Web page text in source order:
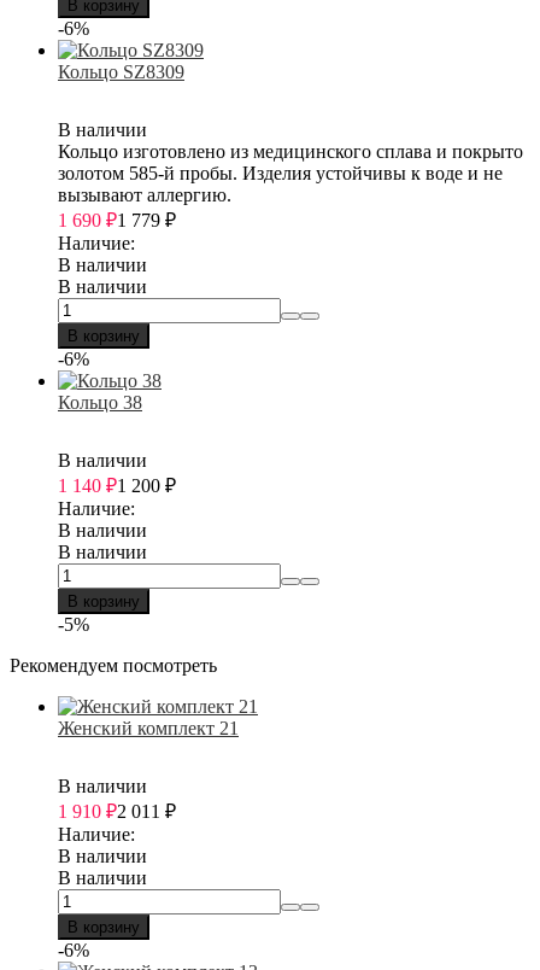
В корзину
-6%
Кольцо SZ8309
В наличии
Кольцо изготовлено из медицинского сплава и покрыто
золотом 585-й пробы. Изделия устойчивы к воде и не
вызывают аллергию.
1 690 ₽1 779 ₽
Наличие:
В наличии
В наличии
В корзину
-6%
Кольцо 38
В наличии
1 140 ₽1 200 ₽
Наличие:
В наличии
В наличии
В корзину
-5%
Рекомендуем посмотреть
Женский комплект 21
В наличии
1 910 ₽2 011 ₽
Наличие:
В наличии
В наличии
В корзину
-6%